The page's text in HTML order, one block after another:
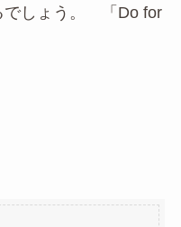
でしょう。 「Do for